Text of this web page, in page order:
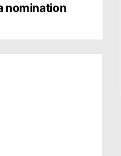
nomination